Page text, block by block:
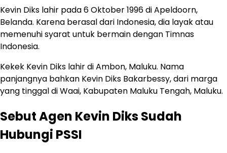
Kevin Diks lahir pada 6 Oktober 1996 di Apeldoorn,
Belanda. Karena berasal dari Indonesia, dia layak atau
memenuhi syarat untuk bermain dengan Timnas
Indonesia.
Kekek Kevin Diks lahir di Ambon, Maluku. Nama
panjangnya bahkan Kevin Diks Bakarbessy, dari marga
yang tinggal di Waai, Kabupaten Maluku Tengah, Maluku.
Sebut Agen Kevin Diks Sudah
Hubungi PSSI